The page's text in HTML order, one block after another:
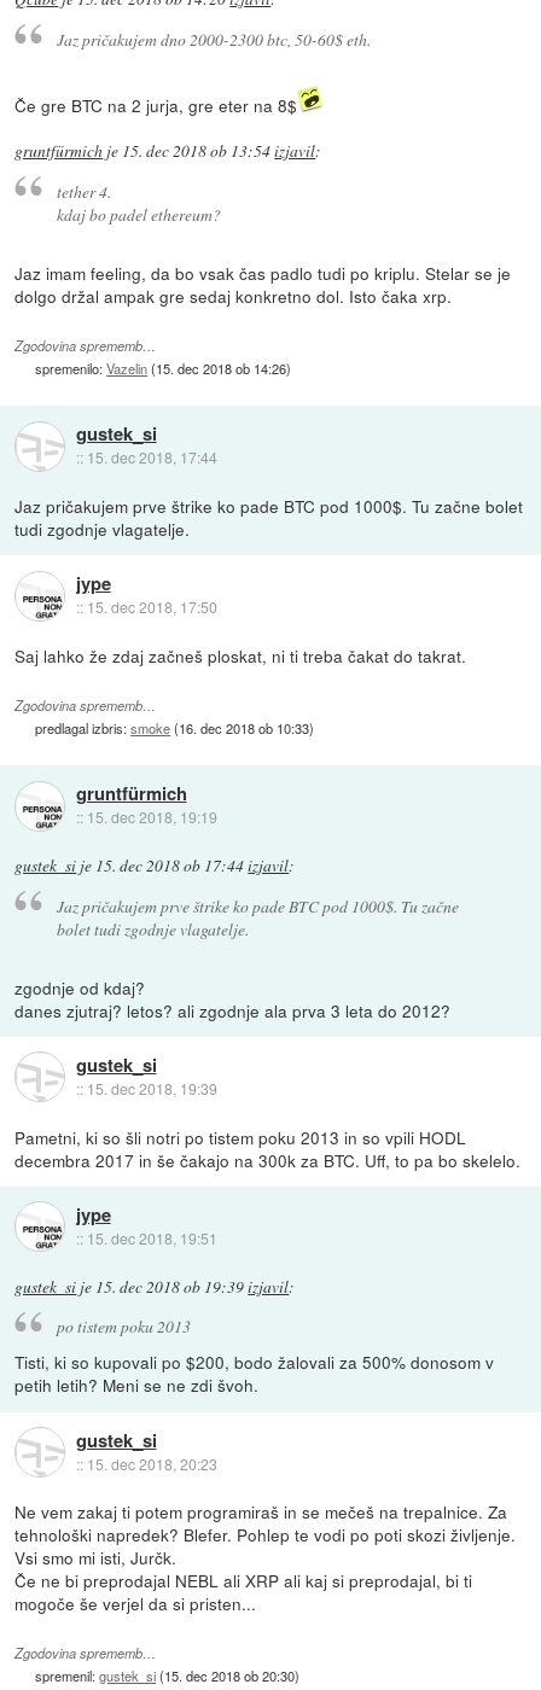
Jaz pričakujem dno 2000-2300 btc, 50-60$ eth.
Če gre BTC na 2 jurja, gre eter na 8$
gruntfürmich je 15. dec 2018 ob 13:54izjavil:
tether 4.
kdaj bo padel ethereum?
Jaz imam feeling, da bo vsak čas padlo tudi po kriplu. Stelar se je
dolgo držal ampak gre sedaj konkretno dol. Isto čaka xrp.
Zgodovina sprememb…
spremenilo:Vazelin(15. dec 2018 ob 14:26)
gustek_si
:: 15. dec 2018, 17:44
Jaz pričakujem prve štrike ko pade BTC pod 1000$. Tu začne bolet
tudi zgodnje vlagatelje.
jype
:: 15. dec 2018, 17:50
Saj lahko že zdaj začneš ploskat, ni ti treba čakat do takrat.
Zgodovina sprememb…
predlagal izbris:smoke(16. dec 2018 ob 10:33)
gruntfürmich
:: 15. dec 2018, 19:19
gustek_si je 15. dec 2018 ob 17:44izjavil:
Jaz pričakujem prve štrike ko pade BTC pod 1000$. Tu začne
bolet tudi zgodnje vlagatelje.
zgodnje od kdaj?
danes zjutraj? letos? ali zgodnje ala prva 3 leta do 2012?
gustek_si
:: 15. dec 2018, 19:39
Pametni, ki so šli notri po tistem poku 2013 in so vpili HODL
decembra 2017 in še čakajo na 300k za BTC. Uff, to pa bo skelelo.
jype
:: 15. dec 2018, 19:51
gustek_si je 15. dec 2018 ob 19:39izjavil:
po tistem poku 2013
Tisti, ki so kupovali po $200, bodo žalovali za 500% donosom v
petih letih? Meni se ne zdi švoh.
gustek_si
:: 15. dec 2018, 20:23
Ne vem zakaj ti potem programiraš in se mečeš na trepalnice. Za
tehnološki napredek? Blefer. Pohlep te vodi po poti skozi življenje.
Vsi smo mi isti, Jurčk.
Če ne bi preprodajal NEBL ali XRP ali kaj si preprodajal, bi ti
mogoče še verjel da si pristen...
Zgodovina sprememb…
spremenil:gustek_si(15. dec 2018 ob 20:30)